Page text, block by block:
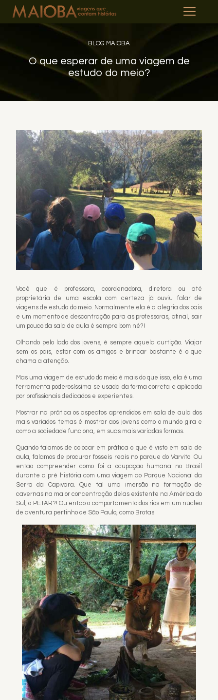
BLOG MAIOBA
O que esperar de uma viagem de
estudo do meio?
Você que é professora, coordenadora, diretora ou até
proprietária de uma escola com certeza já ouviu falar de
viagens de estudo do meio. Normalmente ela é a alegria dos pais
e um momento de descontração para as professoras, afinal, sair
um pouco da sala de aula é sempre bom né?!
Olhando pelo lado dos jovens, é sempre aquela curtição. Viajar
sem os pais, estar com os amigos e brincar bastante é o que
chama a atenção.
Mas uma viagem de estudo do meio é mais do que isso, ela é uma
ferramenta poderosíssima se usada da forma correta e aplicada
por profissionais dedicados e experientes.
Mostrar na prática os aspectos aprendidos em sala de aula dos
mais variados temas é mostrar aos jovens como o mundo gira e
como a sociedade funciona, em suas mais variadas formas.
Quando falamos de colocar em prática o que é visto em sala de
aula, falamos de procurar fosseis reais no parque do Varvito. Ou
então compreender como foi a ocupação humana no Brasil
durante a pré história com uma viagem ao Parque Nacional da
Serra da Capivara. Que tal uma imersão na formação de
cavernas na maior concentração delas existente na América do
Sul, o PETAR?! Ou então o comportamento dos rios em um núcleo
de aventura pertinho de São Paulo, como Brotas.